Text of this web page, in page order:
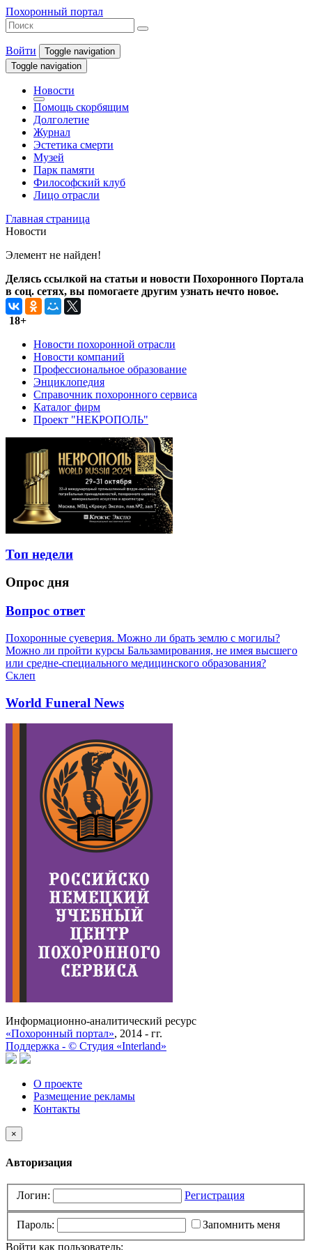
Похоронный портал
Войти
Toggle navigation
Toggle navigation
Новости
Помощь скорбящим
Долголетие
Журнал
Эстетика смерти
Музей
Парк памяти
Философский клуб
Лицо отрасли
Главная страница
Новости
Элемент не найден!
Делясь ссылкой на статьи и новости Похоронного Портала
в соц. сетях, вы помогаете другим узнать нечто новое.
18+
Новости похоронной отрасли
Новости компаний
Профессиональное образование
Энциклопедия
Справочник похоронного сервиса
Каталог фирм
Проект "НЕКРОПОЛЬ"
Топ недели
Опрос дня
Вопрос ответ
Похоронные суеверия. Можно ли брать землю с могилы?
Можно ли пройти курсы Бальзамирования, не имея высшего
или средне-специального медицинского образования?
Склеп
World Funeral News
Информационно-аналитический ресурс
«Похоронный портал», 2014 - гг.
Поддержка - © Cтудия «Interland»
О проекте
Размещение рекламы
Контакты
×
Авторизация
Логин: Регистрация
Пароль:
Запомнить меня
Войти как пользователь: